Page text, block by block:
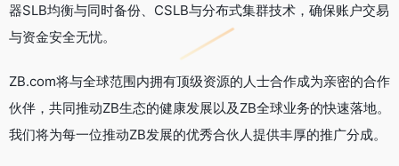
器SLB均衡与同时备份、CSLB与分布式集群技术，确保账户交易
与资金安全无忧。
ZB.com将与全球范围内拥有顶级资源的人士合作成为亲密的合作
伙伴，共同推动ZB生态的健康发展以及ZB全球业务的快速落地。
我们将为每一位推动ZB发展的优秀合伙人提供丰厚的推广分成。